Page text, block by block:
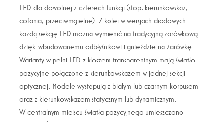
LED dla dowolnej z czterech funkcji (stop, kierunkowskaz,
cofania, przeciwmgielne). Z kolei w wersjach diodowych
każdą sekcję LED można wymienić na tradycyjną żarówkową
dzięki wbudowanemu odbłyśnikowi i gnieździe na żarówkę.
Warianty w pełni LED z kloszem transparentnym mają światło
pozycyjne połączone z kierunkowskazem w jednej sekcji
optycznej. Modele występują z białym lub czarnym korpusem
oraz z kierunkowskazem statycznym lub dynamicznym.
W centralnym miejscu światła pozycyjnego umieszczono